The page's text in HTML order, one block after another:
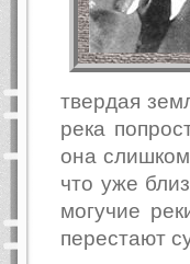
твердая
река
она
что уже
могучие
перестают